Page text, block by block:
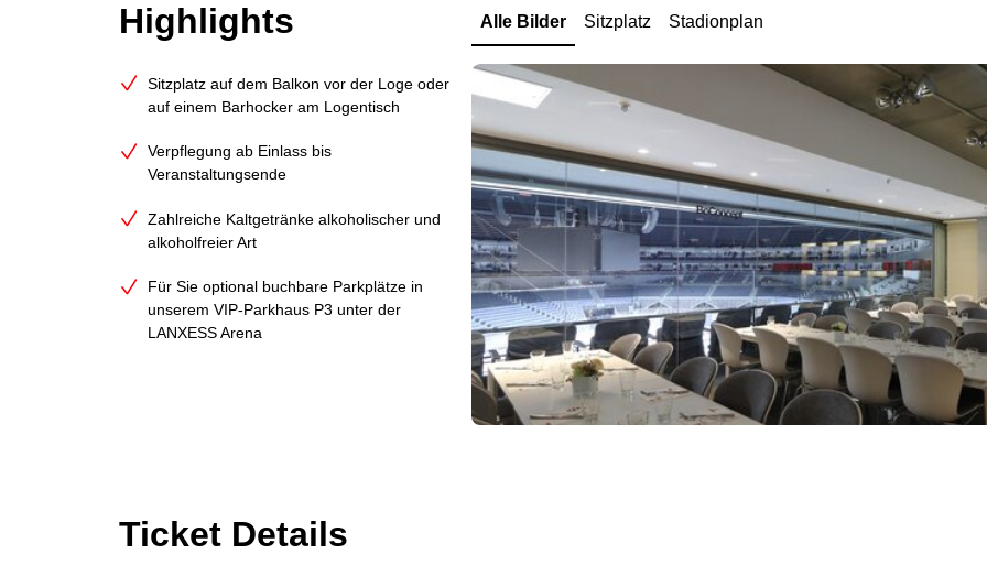
Highlights
Sitzplatz auf dem Balkon vor der Loge oder
auf einem Barhocker am Logentisch
Verpflegung ab Einlass bis
Veranstaltungsende
Zahlreiche Kaltgetränke alkoholischer und
alkoholfreier Art
Für Sie optional buchbare Parkplätze in
unserem VIP-Parkhaus P3 unter der
LANXESS Arena
Alle Bilder Sitzplatz Stadionplan
Ticket Details